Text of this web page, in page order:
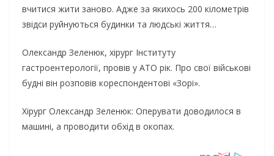
вчитися жити заново. Адже за якихось 200 кілометрів
звідси руйнуються будинки та людські життя…
Олександр Зеленюк, хірург Інституту
гастроентерології, провів у АТО рік. Про свої військові
будні він розповів кореспондентові «Зорі».
Хірург Олександр Зеленюк: Оперувати доводилося в
машині, а проводити обхід в окопах.